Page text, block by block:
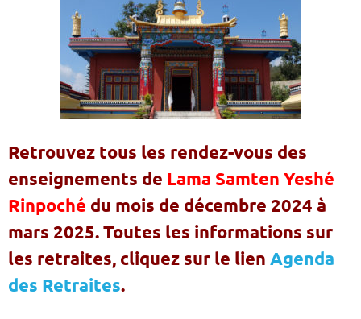
Retrouvez tous les rendez-vous des
enseignements de Lama Samten Yeshé
Rinpoché du mois de décembre 2024 à
mars 2025. Toutes les informations sur
les retraites, cliquez sur le lien Agenda
des Retraites.